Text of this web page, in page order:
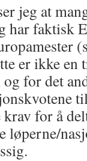
jeg at
har faktisk
er ikke en
for det
for å
løperne/